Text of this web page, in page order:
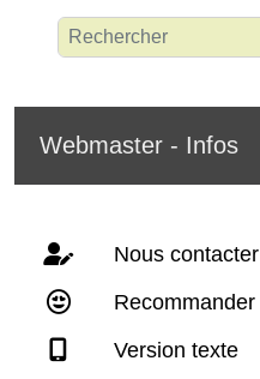
Webmaster - Infos
Nous contacter
Recommander
Version texte